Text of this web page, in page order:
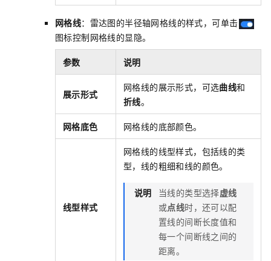
网格线：雷达图的半径轴网格线的样式，可单击
图标控制网格线的显隐。
参数 说明
展示形式
网格线的展示形式，可选曲线和
折线。
网格底色 网格线的底部颜色。
线型样式
网格线的线型样式，包括线的类
型，线的粗细和线的颜色。
说明 当线的类型选择虚线
或点线时，还可以配
置线的间断长度值和
每一个间断线之间的
距离。